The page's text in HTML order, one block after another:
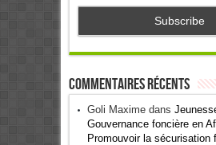
Commentaires récents
Goli Maximedans
Gouvernance foncière en
Promouvoir la sécurisation